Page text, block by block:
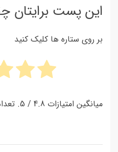
این پست برایتان
بر روی ستاره ها کلیک کنید
میانگین امتیازات 4.8 / 5. تعداد امتیازات